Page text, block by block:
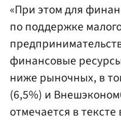
«При этом для
по поддержке
финансовые
ниже рыночных, в
(6,5%) и
отмечается в